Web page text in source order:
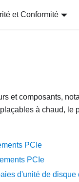
et Conformité
et composants,
à chaud, le
PCIe
PCIe
d'unité de disque